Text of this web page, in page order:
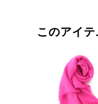
このアイ